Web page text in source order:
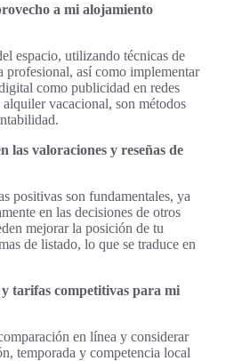
a mi alojamiento
espacio, utilizando técnicas de
profesional, así como implementar
como publicidad en redes
vacacional, son métodos
las valoraciones y reseñas de
positivas son fundamentales, ya
en las decisiones de otros
mejorar la posición de tu
de listado, lo que se traduce en
tarifas competitivas para mi
en línea y considerar
temporada y competencia local